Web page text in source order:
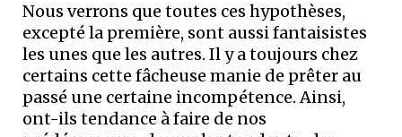
Nous verrons que toutes ces hypothèses,
excepté la première, sont aussi fantaisistes
les unes que les autres. Il y a toujours chez
certains cette fâcheuse manie de prêter au
passé une certaine incompétence. Ainsi,
ont-ils tendance à faire de nos